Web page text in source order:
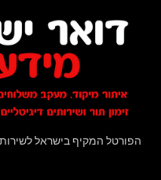
הפורטל המקיף בישראל